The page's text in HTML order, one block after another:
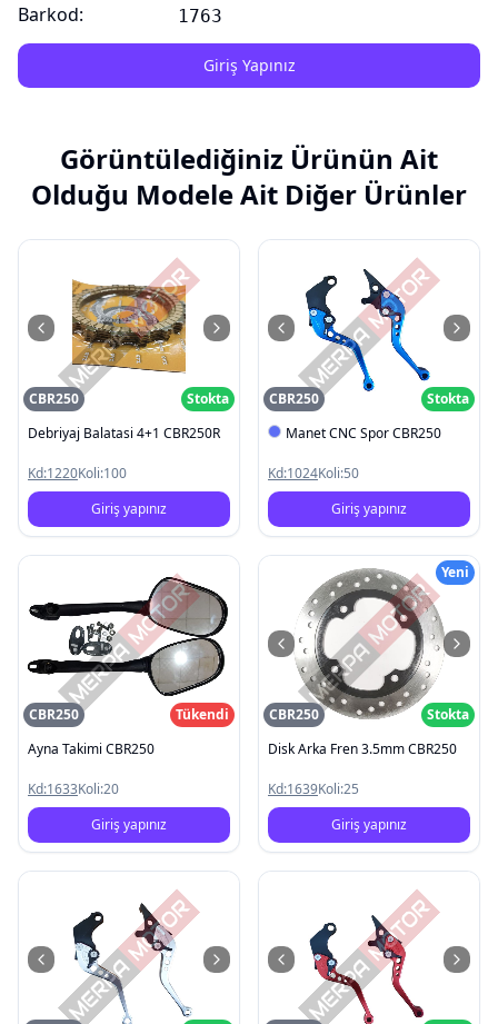
Barkod:
1763
Giriş Yapınız
Görüntülediğiniz Ürünün Ait
Olduğu Modele Ait Diğer Ürünler
CBR250
Stokta
Debriyaj Balatasi 4+1 CBR250R
Kd:1220Koli:100
Giriş yapınız
CBR250
Stokta
Manet CNC Spor CBR250
Kd:1024Koli:50
Giriş yapınız
CBR250
Tükendi
Ayna Takimi CBR250
Kd:1633Koli:20
Giriş yapınız
Yeni
CBR250
Stokta
Disk Arka Fren 3.5mm CBR250
Kd:1639Koli:25
Giriş yapınız